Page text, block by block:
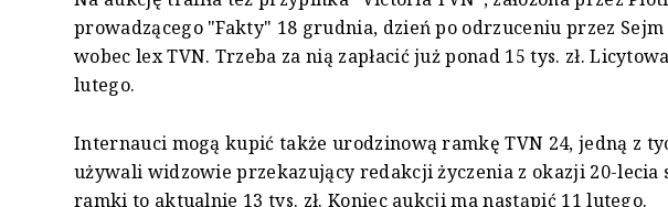
prowadzącego "Fakty" 18 grudnia, dzień po odrzuceniu przez
wobec lex TVN. Trzeba za nią zapłacić już ponad 15 tys. zł.
lutego.
Internauci mogą kupić także urodzinową ramkę TVN 24, jedną z
używali widzowie przekazujący redakcji życzenia z okazji 20-lecia
ramki to aktualnie 13 tys. zł. Koniec aukcji ma nastąpić 11 lutego.